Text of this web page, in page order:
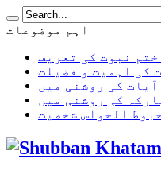
اہم موضوعات
ختم نبوت کی تعریف
کی اہمیت و فضیلت
کی روشنی میں
کی روشنی میں
الحواس شخصیت